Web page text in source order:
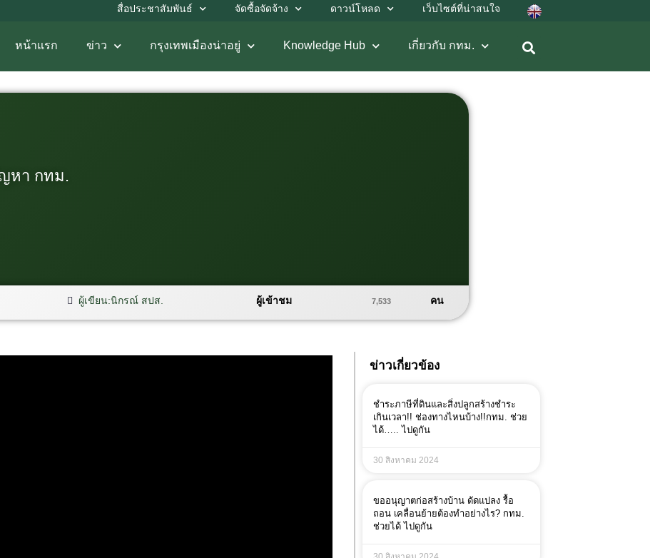
สื่อประชาสัมพันธ์ จัดซื้อจัดจ้าง ดาวน์โหลด เว็บไซต์ที่น่าสนใจ
หน้าแรก ข่าว กรุงเทพเมืองน่าอยู่ Knowledge Hub เกี่ยวกับ กทม.
หา กทม.
ผู้เขียน:นิกรณ์ สปส. ผู้เข้าชม 7,533 คน
ข่าวเกี่ยวข้อง
ชำระภาษีที่ดินและสิ่งปลูกสร้างชำระ
เกินเวลา!! ช่องทางไหนบ้าง!!กทม. ช่วย
ได้….. ไปดูกัน
30 สิงหาคม 2024
ขออนุญาตก่อสร้างบ้าน ดัดแปลง รื้อ
ถอน เคลื่อนย้ายต้องทำอย่างไร? กทม.
ช่วยได้ ไปดูกัน